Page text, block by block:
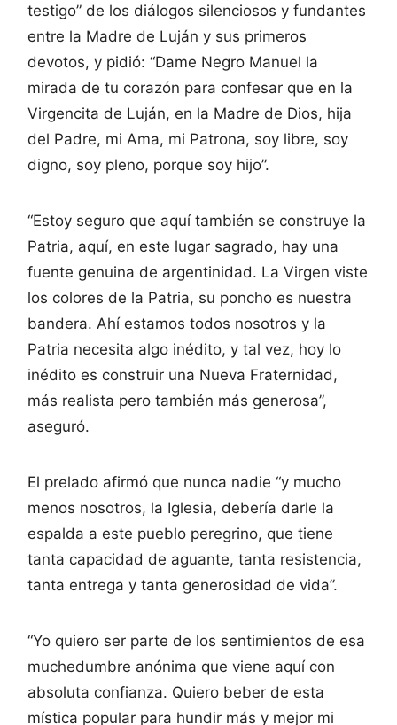
testigo” de los diálogos silenciosos y fundantes
entre la Madre de Luján y sus primeros
devotos, y pidió: “Dame Negro Manuel la
mirada de tu corazón para confesar que en la
Virgencita de Luján, en la Madre de Dios, hija
del Padre, mi Ama, mi Patrona, soy libre, soy
digno, soy pleno, porque soy hijo”.
“Estoy seguro que aquí también se construye la
Patria, aquí, en este lugar sagrado, hay una
fuente genuina de argentinidad. La Virgen viste
los colores de la Patria, su poncho es nuestra
bandera. Ahí estamos todos nosotros y la
Patria necesita algo inédito, y tal vez, hoy lo
inédito es construir una Nueva Fraternidad,
más realista pero también más generosa”,
aseguró.
El prelado afirmó que nunca nadie “y mucho
menos nosotros, la Iglesia, debería darle la
espalda a este pueblo peregrino, que tiene
tanta capacidad de aguante, tanta resistencia,
tanta entrega y tanta generosidad de vida”.
“Yo quiero ser parte de los sentimientos de esa
muchedumbre anónima que viene aquí con
absoluta confianza. Quiero beber de esta
mística popular para hundir más y mejor mi